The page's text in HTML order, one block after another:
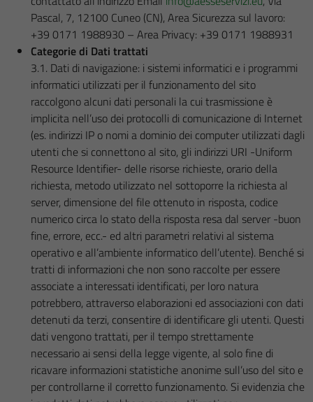
Pascal, 7, 12100 Cuneo (CN), Area Sicurezza sul lavoro:
+39 0171 1988930 – Area Privacy: +39 0171 1988931
Categorie di Dati trattati
3.1. Dati di navigazione: i sistemi informatici e i programmi
informatici utilizzati per il funzionamento del sito
raccolgono alcuni dati personali la cui trasmissione è
implicita nell’uso dei protocolli di comunicazione di Internet
(es. indirizzi IP o nomi a dominio dei computer utilizzati dagli
utenti che si connettono al sito, gli indirizzi URI -Uniform
Resource Identifier- delle risorse richieste, orario della
richiesta, metodo utilizzato nel sottoporre la richiesta al
server, dimensione del file ottenuto in risposta, codice
numerico circa lo stato della risposta resa dal server -buon
fine, errore, ecc.- ed altri parametri relativi al sistema
operativo e all’ambiente informatico dell’utente). Benché si
tratti di informazioni che non sono raccolte per essere
associate a interessati identificati, per loro natura
potrebbero, attraverso elaborazioni ed associazioni con dati
detenuti da terzi, consentire di identificare gli utenti. Questi
dati vengono trattati, per il tempo strettamente
necessario ai sensi della legge vigente, al solo fine di
ricavare informazioni statistiche anonime sull’uso del sito e
per controllarne il corretto funzionamento. Si evidenzia che